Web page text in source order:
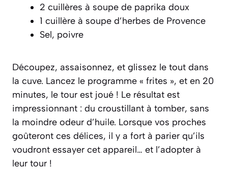
2 cuillères à soupe de paprika doux
1 cuillère à soupe d’herbes de Provence
Sel, poivre
Découpez, assaisonnez, et glissez le tout dans
la cuve. Lancez le programme « frites », et en 20
minutes, le tour est joué ! Le résultat est
impressionnant : du croustillant à tomber, sans
la moindre odeur d’huile. Lorsque vos proches
goûteront ces délices, il y a fort à parier qu’ils
voudront essayer cet appareil… et l’adopter à
leur tour !